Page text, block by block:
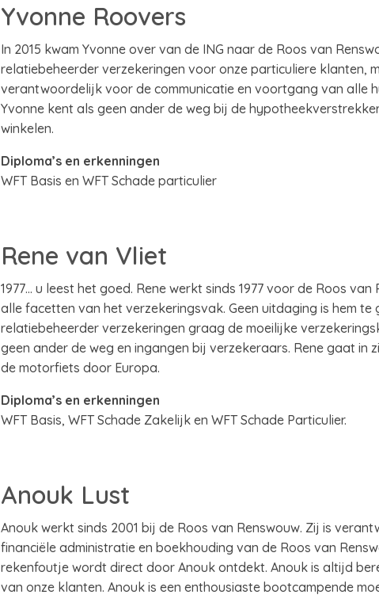
Yvonne Roovers
In 2015 kwam Yvonne over van de ING naar de Roos van
relatiebeheerder verzekeringen voor onze particuliere klanten,
verantwoordelijk voor de communicatie en voortgang van alle
Yvonne kent als geen ander de weg bij de
winkelen.
Diploma’s en erkenningen
WFT Basis en WFT Schade particulier
Rene van Vliet
1977… u leest het goed. Rene werkt sinds 1977 voor de Roos van
alle facetten van het verzekeringsvak. Geen uitdaging is hem te
relatiebeheerder verzekeringen graag de moeilijke
geen ander de weg en ingangen bij verzekeraars. Rene gaat in
de motorfiets door Europa.
Diploma’s en erkenningen
WFT Basis, WFT Schade Zakelijk en WFT Schade Particulier.
Anouk Lust
Anouk werkt sinds 2001 bij de Roos van Renswouw. Zij is
financiële administratie en boekhouding van de Roos van
rekenfoutje wordt direct door Anouk ontdekt. Anouk is altijd
van onze klanten. Anouk is een enthousiaste bootcampende